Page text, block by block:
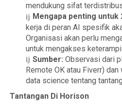
mendukung sifat
Mengapa penting untuk
kerja di peran AI spesifik
Organisasi akan perlu
untuk mengakses
Sumber: Observasi dari
Remote OK atau Fiverr)
data science tentang
Tantangan Di Horison